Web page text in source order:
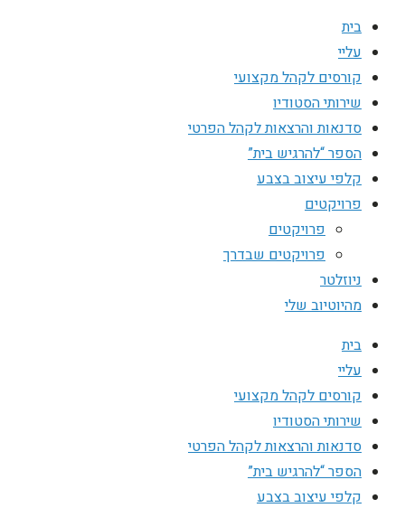
בית
עליי
קורסים לקהל מקצועי
שירותי הסטודיו
סדנאות והרצאות לקהל הפרטי
הספר “להרגיש בית”
קלפי עיצוב בצבע
פרויקטים
פרויקטים
פרויקטים שבדרך
ניוזלטר
מהיוטיוב שלי
בית
עליי
קורסים לקהל מקצועי
שירותי הסטודיו
סדנאות והרצאות לקהל הפרטי
הספר “להרגיש בית”
קלפי עיצוב בצבע